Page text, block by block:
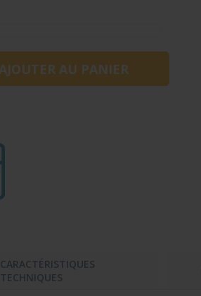
CARACTÉRISTIQUES
TECHNIQUES